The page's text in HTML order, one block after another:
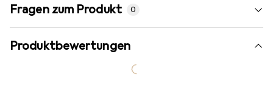
Fragen zum Produkt 0
Produktbewertungen